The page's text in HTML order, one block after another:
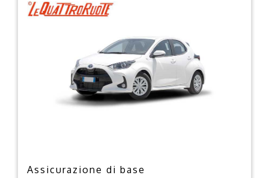
Assicurazione di base